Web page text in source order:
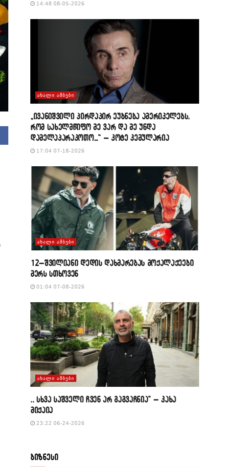
14:48 08-05-2026
ᲐᲮᲐᲚᲘ ᲐᲛᲑᲔᲑᲘ
„ივანიშვილი პირდაპირ ეუბნება ამერიკელებს,
რომ სახელმწიფო მე ვარ და მე უნდა
დამელაპარაკოთო…“ – კოტე კემულარია
17:04 07-18-2026
ᲐᲮᲐᲚᲘ ᲐᲛᲑᲔᲑᲘ
12–შვილიანი დედის დახმარებას მოქალაქეები
მერს სთხოვენ
01:04 07-08-2026
ᲐᲮᲐᲚᲘ ᲐᲛᲑᲔᲑᲘ
,, სხვა საშველი ჩვენ არ გაგვაჩნია” – კახა
მიქაია
23:22 06-24-2026
ბიზნესი